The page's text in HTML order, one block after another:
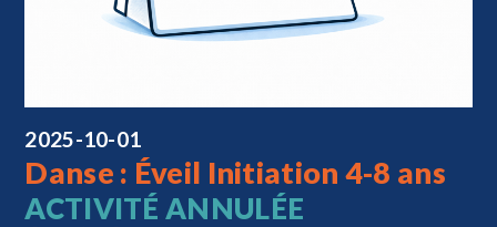
2025-10-01
Danse : Éveil Initiation 4-8 ans
ACTIVITÉ ANNULÉE